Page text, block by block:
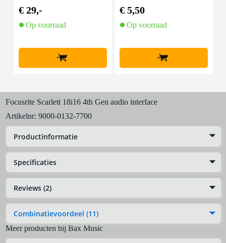
€ 29,-
Op voorraad
+
€ 5,50
Op voorraad
+
Focusrite Scarlett 18i16 4th Gen audio interface
Artikelnr: 9000-0132-7700
Productinformatie
Specificaties
Reviews (2)
Combinatievoordeel (11)
Meer producten bij Bax Music